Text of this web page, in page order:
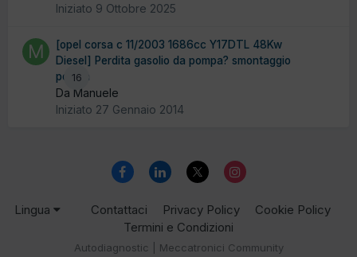
Iniziato 9 Ottobre 2025
16
[opel corsa c 11/2003 1686cc Y17DTL 48Kw
Diesel] Perdita gasolio da pompa? smontaggio
pompa
Da Manuele
Iniziato 27 Gennaio 2014
Lingua Contattaci Privacy Policy
Cookie Policy
Termini e Condizioni
Autodiagnostic | Meccatronici Community